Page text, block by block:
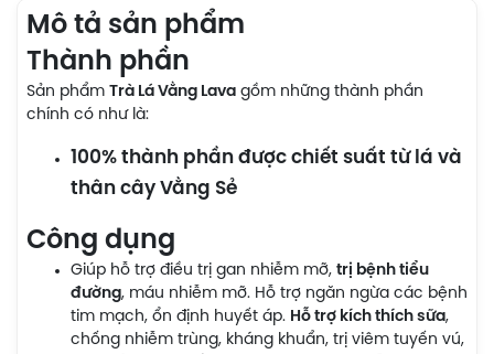
Mô tả sản phẩm
Thành phần
Sản phẩm Trà Lá Vằng Lava gồm những thành phần
chính có như là:
100% thành phần được chiết suất từ lá và
thân cây Vằng Sẻ
Công dụng
Giúp hỗ trợ điều trị gan nhiễm mỡ, trị bệnh tiểu
đường, máu nhiễm mỡ. Hỗ trợ ngăn ngừa các bệnh
tim mạch, ổn định huyết áp. Hỗ trợ kích thích sữa,
chống nhiễm trùng, kháng khuẩn, trị viêm tuyến vú,